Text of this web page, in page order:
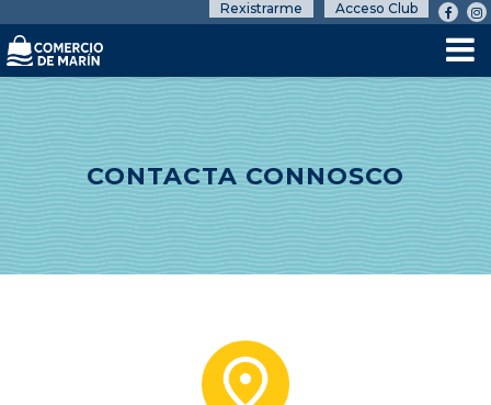
Rexistrarme Acceso Club
CONTACTA CONNOSCO